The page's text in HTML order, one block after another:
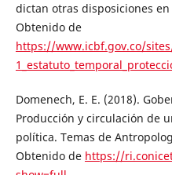
dictan otras disposiciones
Obtenido de
https://www.icbf.gov.co/
Domenech, E. E. (2018).
Producción y circulación de
política. Temas de
Obtenido de https://